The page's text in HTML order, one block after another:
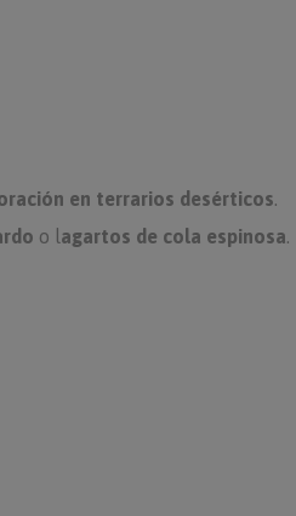
en terrarios desérticos.
o l agartos de cola espinosa.